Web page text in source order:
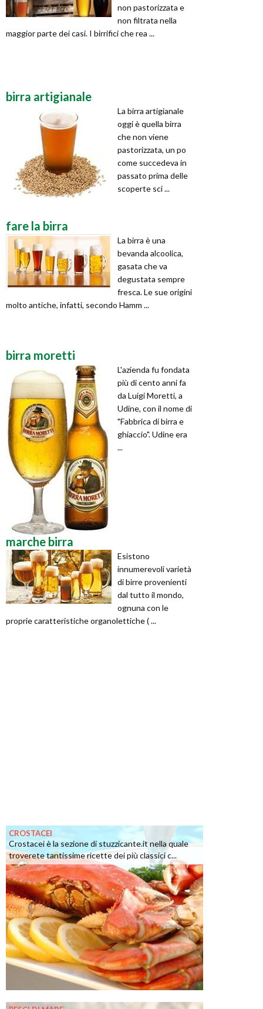
non pastorizzata e
non filtrata nella
maggior parte dei casi. I birrifici che rea ...
birra artigianale
La birra artigianale
oggi è quella birra
che non viene
pastorizzata, un po
come succedeva in
passato prima delle
scoperte sci ...
fare la birra
La birra è una
bevanda alcoolica,
gasata che va
degustata sempre
fresca. Le sue origini
molto antiche, infatti, secondo Hamm ...
birra moretti
L'azienda fu fondata
più di cento anni fa
da Luigi Moretti, a
Udine, con il nome di
"Fabbrica di birra e
ghiaccio". Udine era
...
marche birra
Esistono
innumerevoli varietà
di birre provenienti
dal tutto il mondo,
ognuna con le
proprie caratteristiche organolettiche ( ...
CROSTACEI
Crostacei è la sezione di stuzzicante.it nella quale
troverete tantissime ricette dei più classici c...